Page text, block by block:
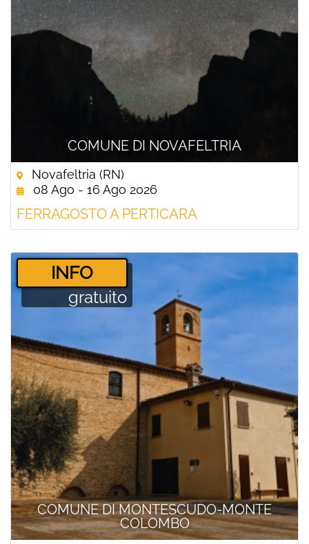
COMUNE DI NOVAFELTRIA
Novafeltria (RN)
08 Ago - 16 Ago 2026
FERRAGOSTO A PERTICARA
COMUNE DI MONTESCUDO-MONTE
COLOMBO
­INFO
gratuito